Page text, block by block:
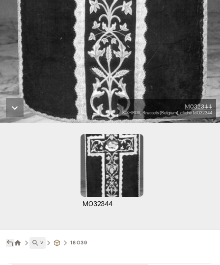
M032344
KIK-IRPA, Brussels (Belgium), cliché M032344
M032344
˅ 18039